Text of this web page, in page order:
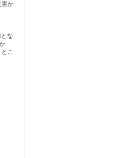
害か
な
こ